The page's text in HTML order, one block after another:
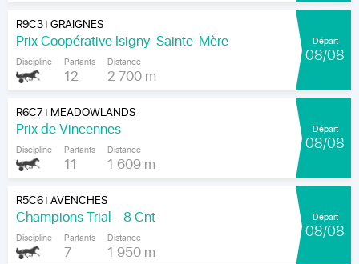
R9C3|GRAIGNES
Prix Coopérative Isigny-Sainte-Mère
Discipline Partants
12
Distance
2 700 m
Départ
08/08
R6C7 | MEADOWLANDS
Prix de Vincennes
Discipline Partants
11
Distance
1 609 m
Départ
08/08
R5C6|AVENCHES
Champions Trial - 8 Cnt
Discipline Partants
7
Distance
1 950 m
Départ
08/08